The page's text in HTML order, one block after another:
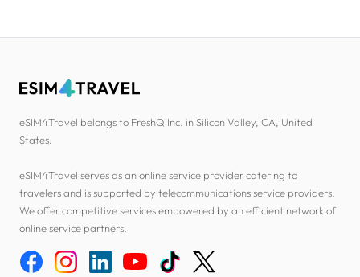
eSIM4Travel belongs to FreshQ Inc. in Silicon Valley, CA, United
States.
eSIM4Travel serves as an online service provider catering to
travelers and is supported by telecommunications service providers.
We offer competitive services empowered by an efficient network of
online service partners.